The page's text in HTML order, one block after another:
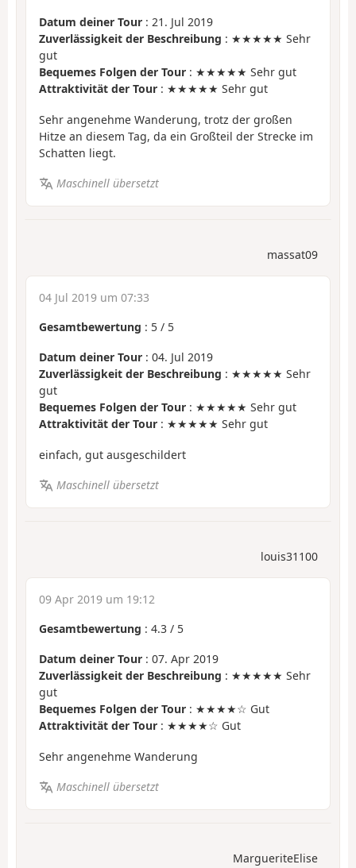
Datum deiner Tour : 21. Jul 2019
Zuverlässigkeit der Beschreibung : ★★★★★ Sehr
gut
Bequemes Folgen der Tour : ★★★★★ Sehr gut
Attraktivität der Tour : ★★★★★ Sehr gut
Sehr angenehme Wanderung, trotz der großen
Hitze an diesem Tag, da ein Großteil der Strecke im
Schatten liegt.
Maschinell übersetzt
massat09
04 Jul 2019 um 07:33
Gesamtbewertung : 5 / 5
Datum deiner Tour : 04. Jul 2019
Zuverlässigkeit der Beschreibung : ★★★★★ Sehr
gut
Bequemes Folgen der Tour : ★★★★★ Sehr gut
Attraktivität der Tour : ★★★★★ Sehr gut
einfach, gut ausgeschildert
Maschinell übersetzt
louis31100
09 Apr 2019 um 19:12
Gesamtbewertung : 4.3 / 5
Datum deiner Tour : 07. Apr 2019
Zuverlässigkeit der Beschreibung : ★★★★★ Sehr
gut
Bequemes Folgen der Tour : ★★★★☆ Gut
Attraktivität der Tour : ★★★★☆ Gut
Sehr angenehme Wanderung
Maschinell übersetzt
MargueriteElise